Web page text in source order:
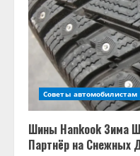
Советы автомобилистам
Шины Hankook Зима
Партнёр на Снежных